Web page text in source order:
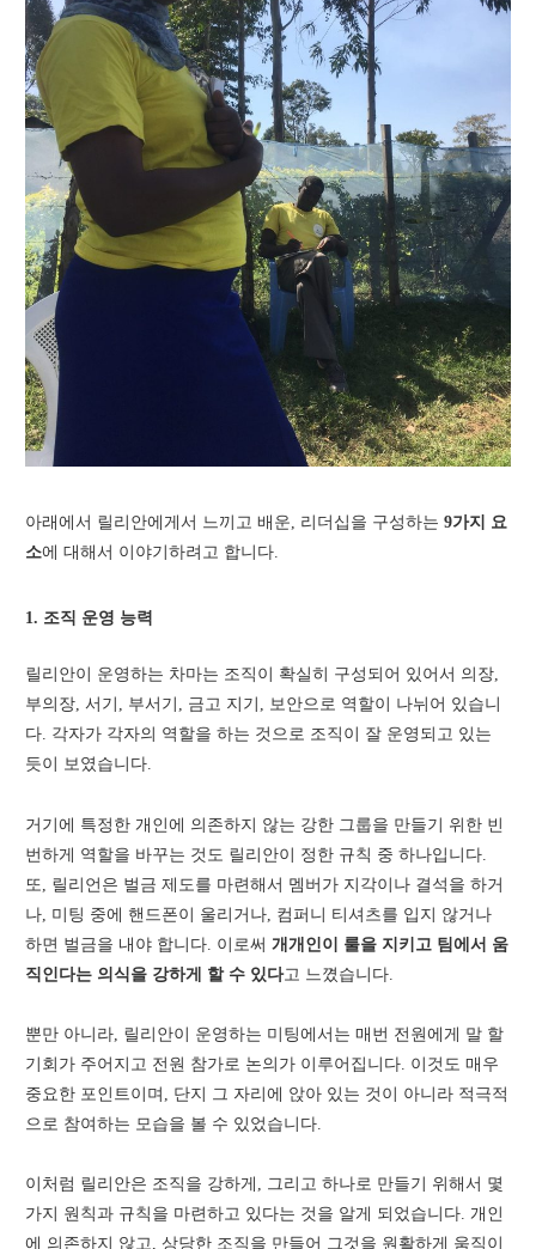
아래에서 릴리안에게서 느끼고 배운, 리더십을 구성하는 9가지 요
소에 대해서 이야기하려고 합니다.
1. 조직 운영 능력
릴리안이 운영하는 차마는 조직이 확실히 구성되어 있어서 의장,
부의장, 서기, 부서기, 금고 지기, 보안으로 역할이 나뉘어 있습니
다. 각자가 각자의 역할을 하는 것으로 조직이 잘 운영되고 있는
듯이 보였습니다.
거기에 특정한 개인에 의존하지 않는 강한 그룹을 만들기 위한 빈
번하게 역할을 바꾸는 것도 릴리안이 정한 규칙 중 하나입니다.
또, 릴리언은 벌금 제도를 마련해서 멤버가 지각이나 결석을 하거
나, 미팅 중에 핸드폰이 울리거나, 컴퍼니 티셔츠를 입지 않거나
하면 벌금을 내야 합니다. 이로써 개개인이 룰을 지키고 팀에서 움
직인다는 의식을 강하게 할 수 있다고 느꼈습니다.
뿐만 아니라, 릴리안이 운영하는 미팅에서는 매번 전원에게 말 할
기회가 주어지고 전원 참가로 논의가 이루어집니다. 이것도 매우
중요한 포인트이며, 단지 그 자리에 앉아 있는 것이 아니라 적극적
으로 참여하는 모습을 볼 수 있었습니다.
이처럼 릴리안은 조직을 강하게, 그리고 하나로 만들기 위해서 몇
가지 원칙과 규칙을 마련하고 있다는 것을 알게 되었습니다. 개인
에 의존하지 않고, 상당한 조직을 만들어 그것을 원활하게 움직이